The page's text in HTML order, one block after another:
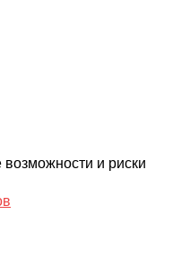
и риски